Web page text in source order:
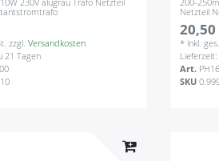
zzgl.Versandkosten
21 Tagen
Netzteil
* inkl.
Art.
SKU